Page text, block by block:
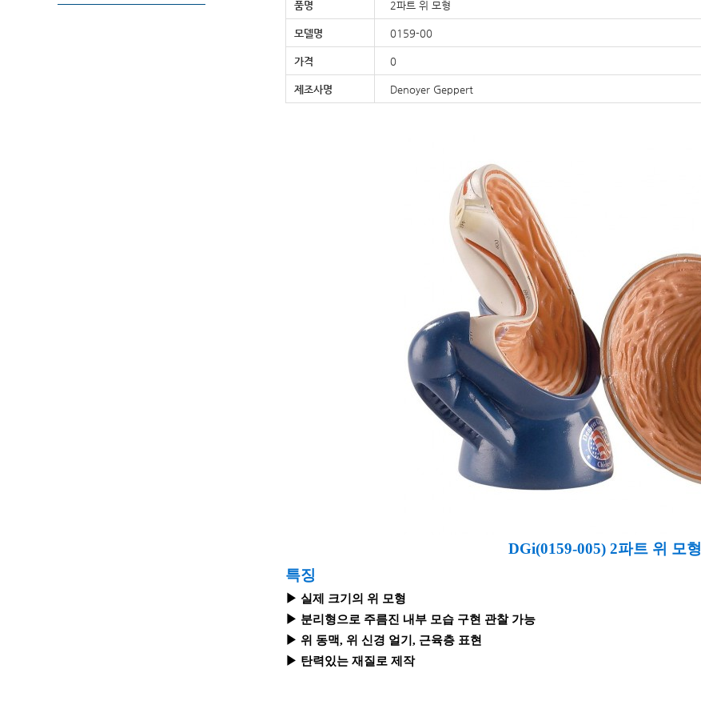
품명 2파트 위 모형
모델명 0159-00
가격 0
제조사명 Denoyer Geppert
DGi(0159-005) 2파트 위 모형
특징
▶ 실제 크기의 위 모형
▶ 분리형으로 주름진 내부 모습 구현 관찰 가능
▶ 위 동맥, 위 신경 얼기, 근육층 표현
▶ 탄력있는 재질로 제작